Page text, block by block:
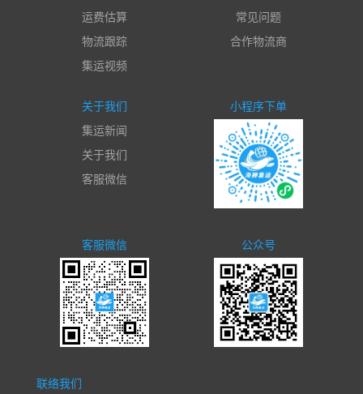
运费估算
物流跟踪
集运视频
常见问题
合作物流商
关于我们
集运新闻
关于我们
客服微信
小程序下单
客服微信 公众号
联络我们